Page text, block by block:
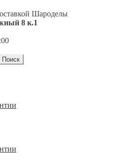
Шароделы
8 к.1
Поиск